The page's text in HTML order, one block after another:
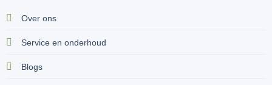
Over ons
Service en onderhoud
Blogs